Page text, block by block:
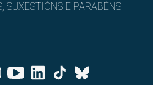
SUXESTIÓNS E PARABÉNS
YoutubeLinkedinTiktok
Bluesky